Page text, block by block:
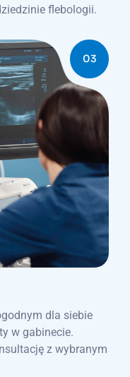
flebologii.
03
dla siebie
w gabinecie.
z wybranym